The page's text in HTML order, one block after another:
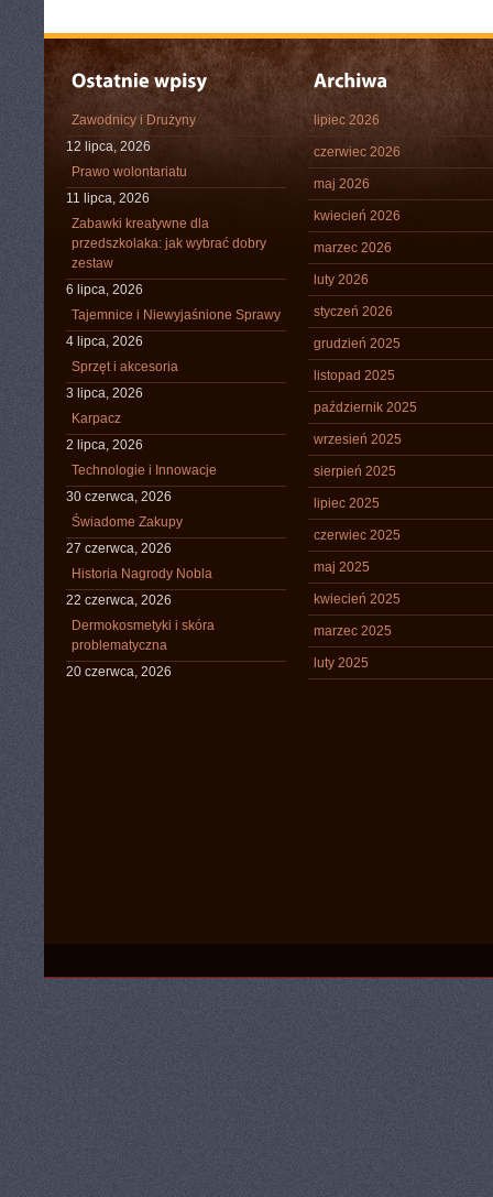
Zawodnicy i Drużyny
12 lipca, 2026
Prawo wolontariatu
11 lipca, 2026
Zabawki kreatywne dla
przedszkolaka: jak wybrać dobry
zestaw
6 lipca, 2026
Tajemnice i Niewyjaśnione Sprawy
4 lipca, 2026
Sprzęt i akcesoria
3 lipca, 2026
Karpacz
2 lipca, 2026
Technologie i Innowacje
30 czerwca, 2026
Świadome Zakupy
27 czerwca, 2026
Historia Nagrody Nobla
22 czerwca, 2026
Dermokosmetyki i skóra
problematyczna
20 czerwca, 2026
lipiec 2026
czerwiec 2026
maj 2026
kwiecień 2026
marzec 2026
luty 2026
styczeń 2026
grudzień 2025
listopad 2025
październik 2025
wrzesień 2025
sierpień 2025
lipiec 2025
czerwiec 2025
maj 2025
kwiecień 2025
marzec 2025
luty 2025